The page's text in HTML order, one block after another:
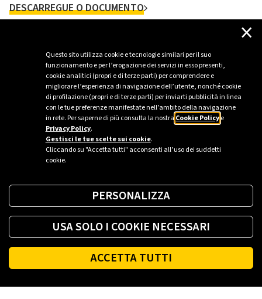
Questo sito utilizza cookie e tecnologie similari per il suo
funzionamento e per l’erogazione dei servizi in esso presenti,
cookie analitici (propri e di terze parti) per comprendere e
migliorare l’esperienza di navigazione dell’utente, nonché cookie
di profilazione (propri e di terze parti) per inviarti pubblicità in linea
con le tue preferenze manifestate nell’ambito della navigazione
in rete. Per saperne di più consulta la nostra Cookie Policye
Privacy Policy.
Gestisci le tue scelte sui cookie.
Cliccando su "Accetta tutti" acconsenti all’uso dei suddetti
cookie.
×
PERSONALIZZA
USA SOLO I COOKIE NECESSARI
ACCETTA TUTTI
DESCARREGUE O DOCUMENTO
Plenitude Capital Market Day 2021
DESCARREGUE O DOCUMENTO
Todos os documentos